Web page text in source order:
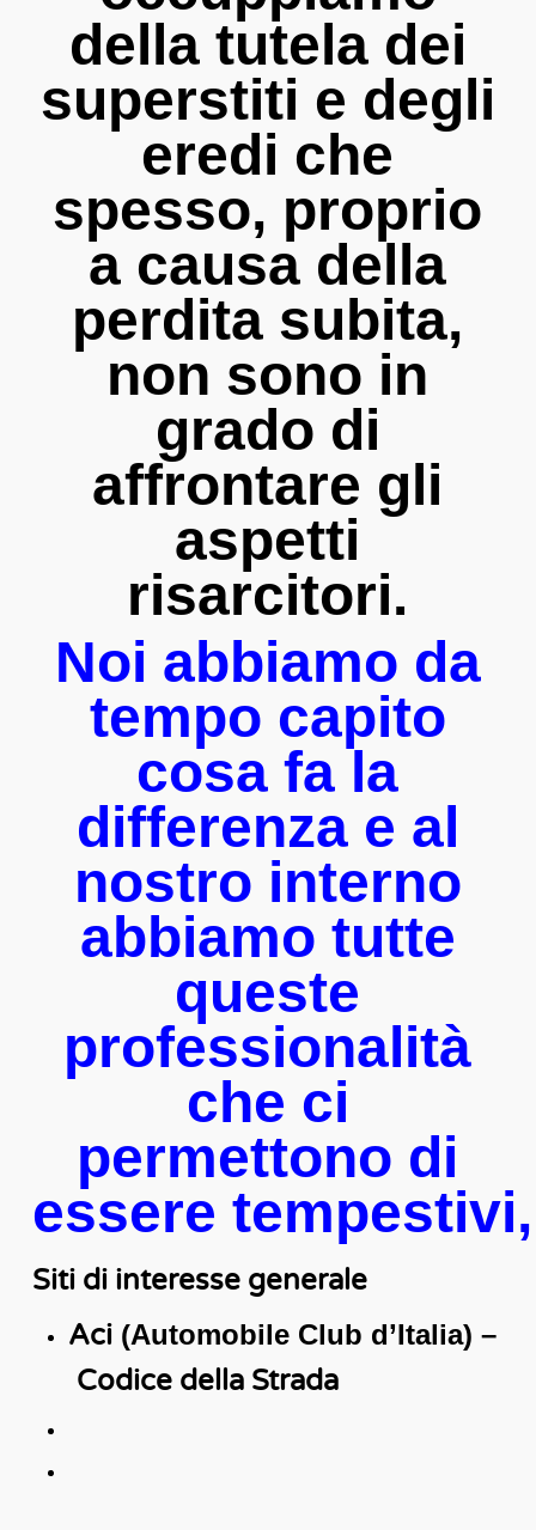
della tutela dei
superstiti e degli
eredi che
spesso, proprio
a causa della
perdita subita,
non sono in
grado di
affrontare gli
aspetti
risarcitori.
Noi abbiamo da
tempo capito
cosa fa la
differenza e al
nostro interno
abbiamo tutte
queste
professionalità
che ci
permettono di
essere
Siti di interesse generale
Aci(Automobile Club d’Italia) –
Codice della Strada